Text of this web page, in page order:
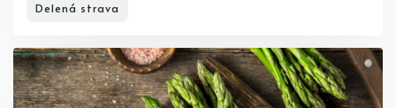
Delená strava